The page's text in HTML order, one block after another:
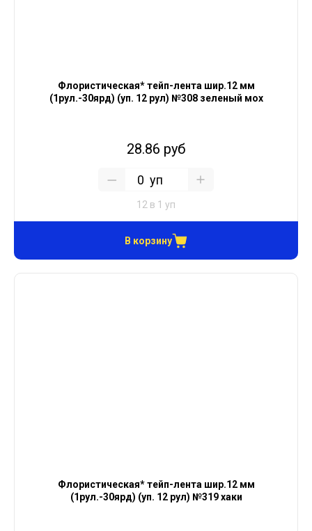
Флористическая* тейп-лента шир.12 мм
(1рул.-30ярд) (уп. 12 рул) №308 зеленый мох
28.86 руб
уп
12 в 1 уп
В корзину
Флористическая* тейп-лента шир.12 мм
(1рул.-30ярд) (уп. 12 рул) №319 хаки